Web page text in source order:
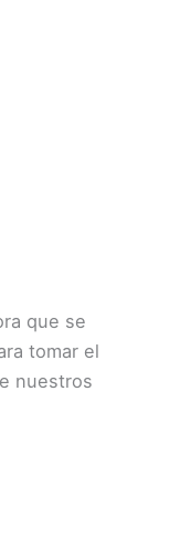
que se
tomar el
nuestros